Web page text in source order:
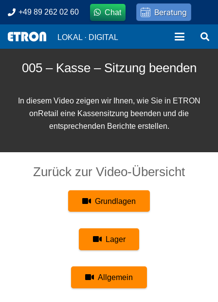
+49 89 262 02 60 Chat Beratung
LOKAL · DIGITAL
005 – Kasse – Sitzung beenden
In diesem Video zeigen wir Ihnen, wie Sie in ETRON
onRetail eine Kassensitzung beenden und die
entsprechenden Berichte erstellen.
Zurück zur Video-Übersicht
Grundlagen
Lager
Allgemein